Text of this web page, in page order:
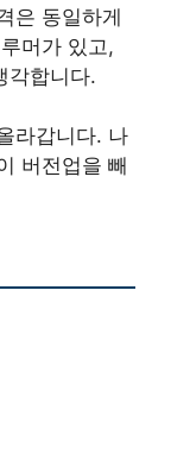
은 동일하게
머가 있고,
각합니다.
라갑니다. 나
버전업을 빼